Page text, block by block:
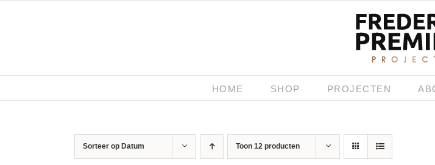
HOME SHOP PROJECTEN
Sorteer op Datum Toon 12 producten